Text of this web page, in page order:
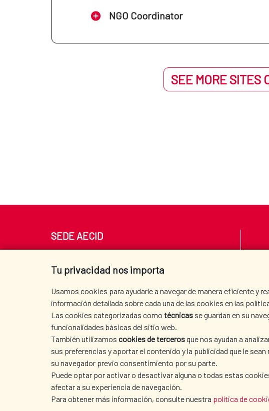
NGO Coordinator
SEE MORE SITES
Tu privacidad nos importa
Usamos cookies para ayudarle a navegar de manera eficiente y
información detallada sobre cada una de las cookies en las
Las cookies categorizadas como técnicas se guardan en su
funcionalidades básicas del sitio web.
También utilizamos cookies de tercerosque nos ayudan a
sus preferencias y aportar el contenido y la publicidad que le
su navegador previo consentimiento por su parte.
Puede optar por activar o desactivar alguna o todas estas
afectar a su experiencia de navegación.
Para obtener más información, consulte nuestra política de
SEDE AECID
Tel. +34 900 20 30 54​​​​​​​
TERMS OF USE | DATA PROTECTION | COOKIE POLICY